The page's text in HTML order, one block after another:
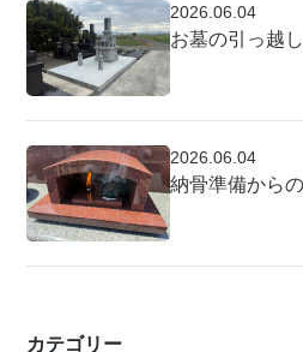
2026.06.04
お墓の引っ越
2026.06.04
納骨準備から
カテゴリー